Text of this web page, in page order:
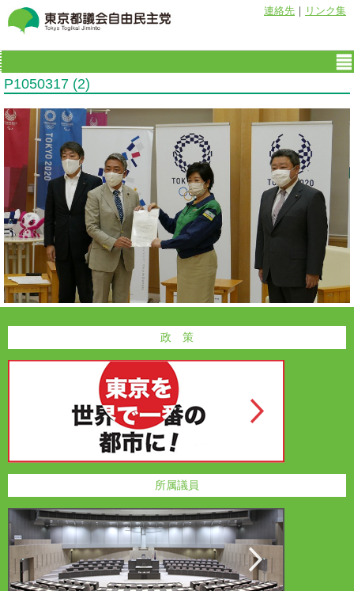
連絡先 ｜ リンク集
P1050317 (2)
政 策
所属議員